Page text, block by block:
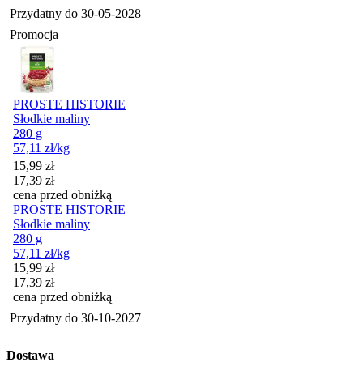
Przydatny do 30-05-2028
Promocja
PROSTE HISTORIE
Słodkie maliny
280 g
57,11 zł/kg
Cena promocyjna
15,99 zł
17,39 zł
cena przed obniżką
PROSTE HISTORIE
Słodkie maliny
280 g
57,11 zł/kg
Cena promocyjna
15,99 zł
17,39 zł
cena przed obniżką
Przydatny do 30-10-2027
Dostawa